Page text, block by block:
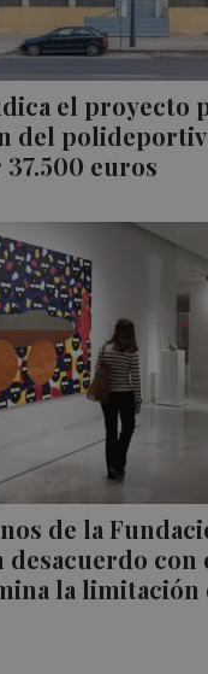
el proyecto
del
euros
de la
con
la limitación